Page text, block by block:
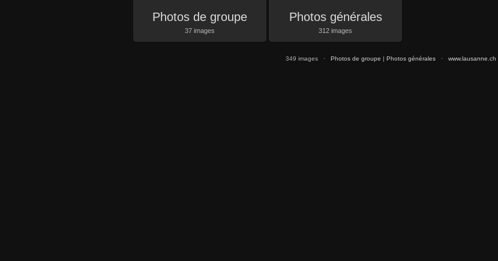
Photos de groupe
37 images
Photos générales
312 images
349 images · Photos de groupe | Photos générales · www.lausanne.ch